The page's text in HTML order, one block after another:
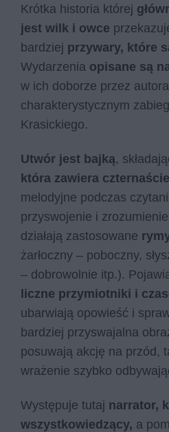
Krótka historia której
jest wilk i owce
bardziej przywary, które
Wydarzenia opisane są
w ich doborze przez
charakterystycznym
Krasickiego.
Utwór jest bajką,
która zawiera
melodyjne podczas
przyswojenie i
działają zastosowane
żarłoczny – poboczny,
– dobrowolnie itp.).
liczne przymiotniki i
ubarwiają opowieść i
bardziej przyswajalna
posuwają akcję na przód,
wrażenie szybko
Występuje tutaj narrator,
wszystkowiedzący, a